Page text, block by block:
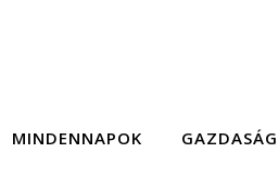
MINDENNAPOK GAZDASÁG